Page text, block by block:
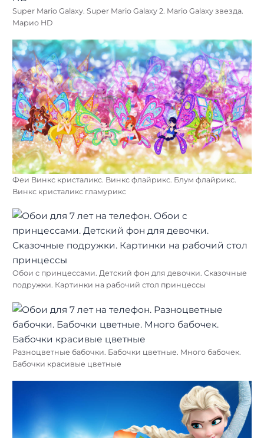
Super Mario Galaxy. Super Mario Galaxy 2. Mario Galaxy звезда.
Марио HD
Феи Винкс кристаликс. Винкс флайрикс. Блум флайрикс.
Винкс кристаликс гламурикс
Обои с принцессами. Детский фон для девочки. Сказочные
подружки. Картинки на рабочий стол принцессы
Разноцветные бабочки. Бабочки цветные. Много бабочек.
Бабочки красивые цветные